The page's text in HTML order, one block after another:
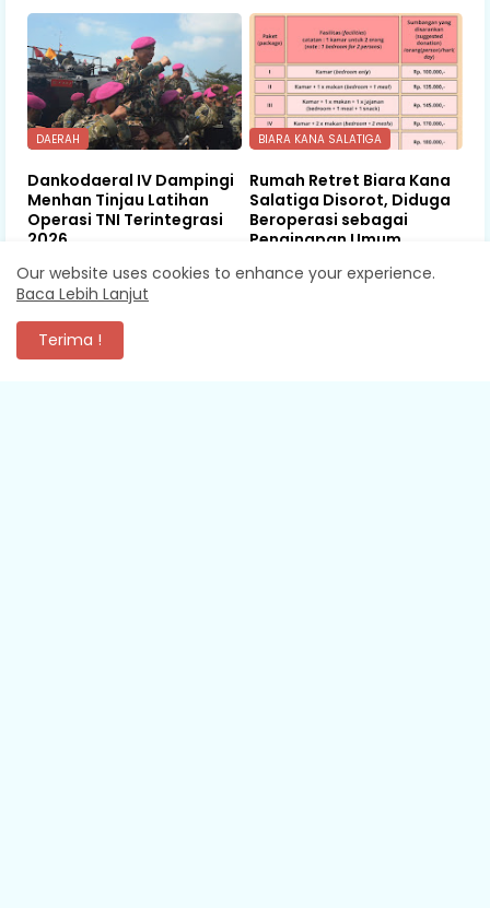
DAERAH
Dankodaeral IV Dampingi
Menhan Tinjau Latihan
Operasi TNI Terintegrasi
2026
August 06, 2026
BIARA KANA SALATIGA
Rumah Retret Biara Kana
Salatiga Disorot, Diduga
Beroperasi sebagai
Penginapan Umum
August 05, 2026
Our website uses cookies to enhance your experience.
Baca Lebih Lanjut
Terima !